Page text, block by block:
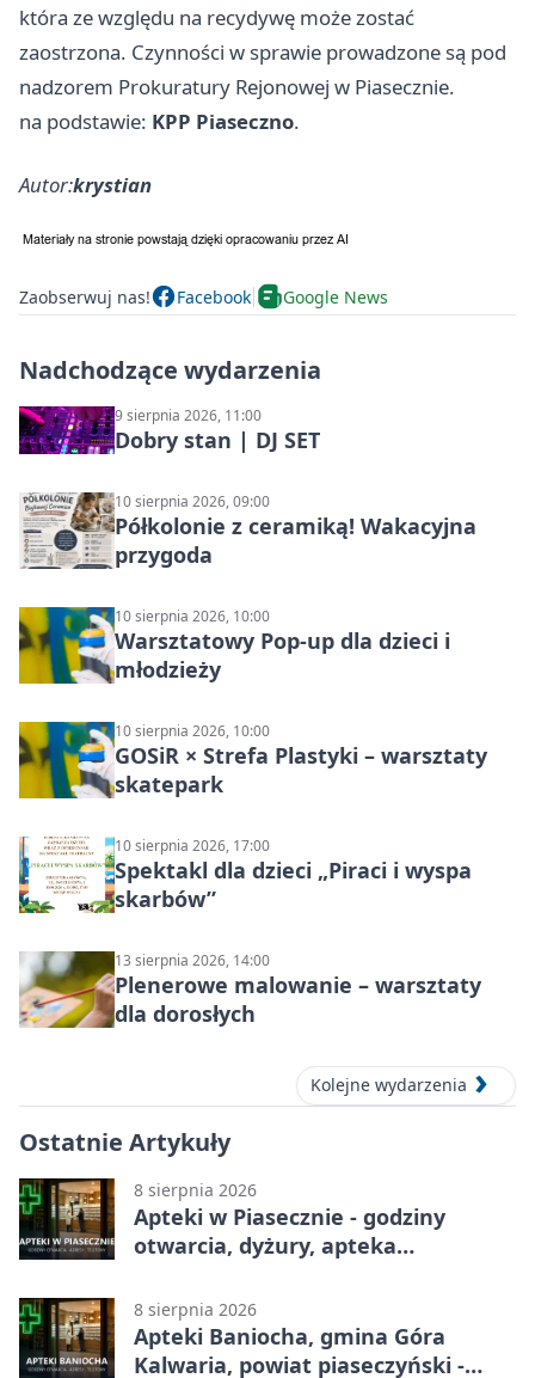
która ze względu na recydywę może zostać
zaostrzona. Czynności w sprawie prowadzone są pod
nadzorem Prokuratury Rejonowej w Piasecznie.
na podstawie: KPP Piaseczno.
Autor:krystian
Zaobserwuj nas! Facebook Google News
Nadchodzące wydarzenia
9 sierpnia 2026, 11:00
Dobry stan | DJ SET
10 sierpnia 2026, 09:00
Półkolonie z ceramiką! Wakacyjna
przygoda
10 sierpnia 2026, 10:00
Warsztatowy Pop-up dla dzieci i
młodzieży
10 sierpnia 2026, 10:00
GOSiR × Strefa Plastyki – warsztaty
skatepark
10 sierpnia 2026, 17:00
Spektakl dla dzieci „Piraci i wyspa
skarbów”
13 sierpnia 2026, 14:00
Plenerowe malowanie – warsztaty
dla dorosłych
Kolejne wydarzenia
Ostatnie Artykuły
8 sierpnia 2026
Apteki w Piasecznie - godziny
otwarcia, dyżury, apteka
8 sierpnia 2026
Apteki Baniocha, gmina Góra
Kalwaria, powiat piaseczyński -